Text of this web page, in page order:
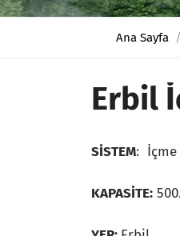
Ana Sayfa
Erbil
SİSTEM: İçme
KAPASİTE: